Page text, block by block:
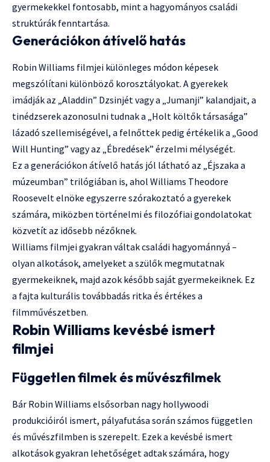
gyermekekkel fontosabb, mint a hagyományos családi
struktúrák fenntartása.
Generációkon átívelő hatás
Robin Williams filmjei különleges módon képesek
megszólítani különböző korosztályokat. A gyerekek
imádják az „Aladdin” Dzsinjét vagy a „Jumanji” kalandjait, a
tinédzserek azonosulni tudnak a „Holt költők társasága”
lázadó szellemiségével, a felnőttek pedig értékelik a „Good
Will Hunting” vagy az „Ébredések” érzelmi mélységét.
Ez a generációkon átívelő hatás jól látható az „Éjszaka a
múzeumban” trilógiában is, ahol Williams Theodore
Roosevelt elnöke egyszerre szórakoztató a gyerekek
számára, miközben történelmi és filozófiai gondolatokat
közvetít az idősebb nézőknek.
Williams filmjei gyakran váltak családi hagyománnyá –
olyan alkotások, amelyeket a szülők megmutatnak
gyermekeiknek, majd azok később saját gyermekeiknek. Ez
a fajta kulturális továbbadás ritka és értékes a
filmművészetben.
Robin Williams kevésbé ismert
filmjei
Független filmek és művészfilmek
Bár Robin Williams elsősorban nagy hollywoodi
produkcióiról ismert, pályafutása során számos független
és művészfilmben is szerepelt. Ezek a kevésbé ismert
alkotások gyakran lehetőséget adtak számára, hogy